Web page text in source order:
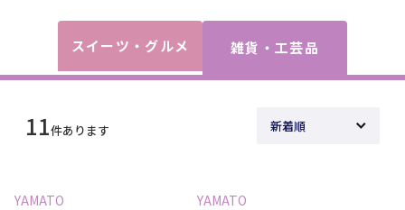
スイーツ・グルメ 雑貨・工芸品
11件あります
YAMATO
YAMATO